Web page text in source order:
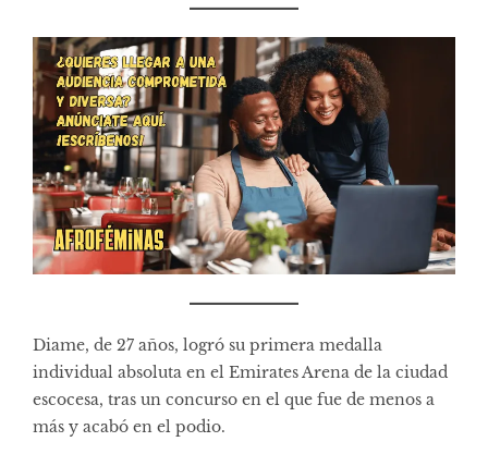
Diame, de 27 años, logró su primera medalla
individual absoluta en el Emirates Arena de la ciudad
escocesa, tras un concurso en el que fue de menos a
más y acabó en el podio.